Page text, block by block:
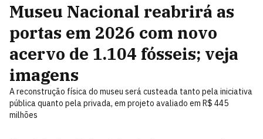
Museu Nacional reabrirá as
portas em 2026 com novo
acervo de 1.104 fósseis; veja
imagens
A reconstrução física do museu será custeada tanto pela iniciativa
pública quanto pela privada, em projeto avaliado em R$ 445
milhões